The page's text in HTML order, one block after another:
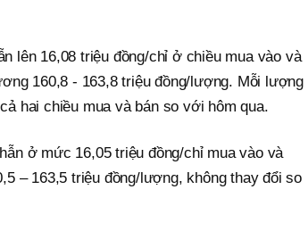
lên 16,08 triệu đồng/chỉ ở chiều mua vào và
160,8 - 163,8 triệu đồng/lượng. Mỗi lượng
hai chiều mua và bán so với hôm qua.
ở mức 16,05 triệu đồng/chỉ mua vào và
– 163,5 triệu đồng/lượng, không thay đổi so